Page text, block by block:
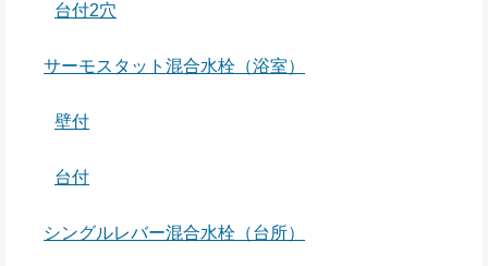
台付2穴
サーモスタット混合水栓（浴室）
壁付
台付
シングルレバー混合水栓（台所）